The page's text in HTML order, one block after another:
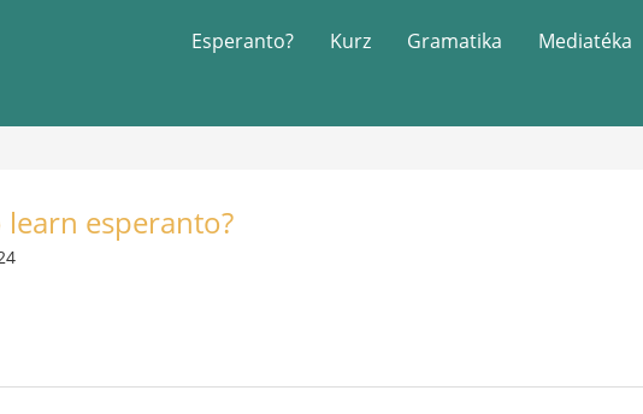
Esperanto? Kurz Gramatika Mediatéka
esperanto?